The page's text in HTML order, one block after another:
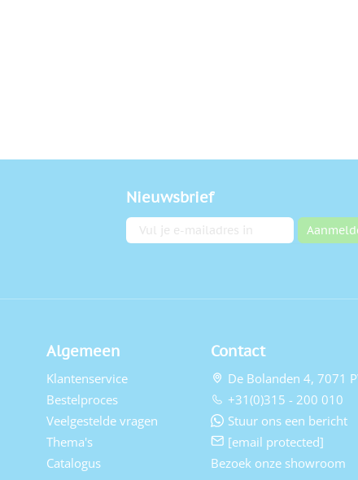
Nieuwsbrief
E-mailadres
Algemeen
Klantenservice
Bestelproces
Veelgestelde vragen
Thema's
Catalogus
Contact
De Bolanden 4, 7071
+31(0)315 - 200 010
Stuur ons een bericht
[email protected]
Bezoek onze showroom